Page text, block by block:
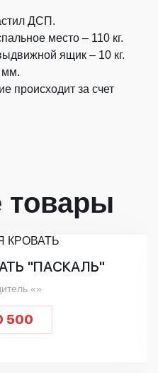
ДСП.
место – 110 кг.
ящик – 10 кг.
мм.
происходит за счет
товары
"ПАСКАЛЬ"
«»
500